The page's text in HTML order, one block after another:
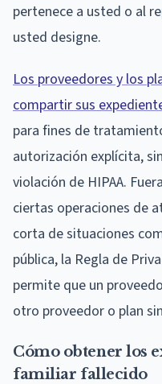
pertenece a usted o al
usted designe.
Los proveedores y los
compartir sus
para fines de
autorización explícita,
violación de HIPAA.
ciertas operaciones de
corta de situaciones
pública, la Regla de
permite que un
otro proveedor o plan
Cómo obtener los
familiar fallecido